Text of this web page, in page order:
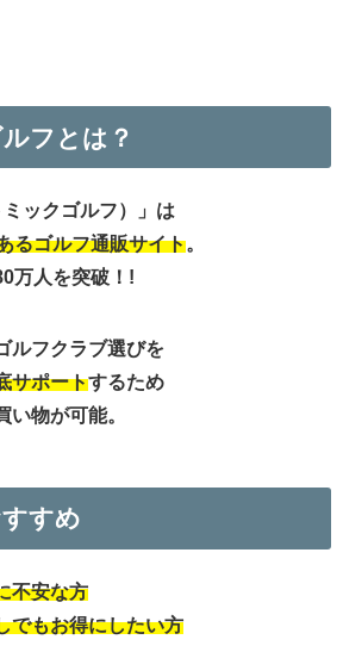
フとは？
ックゴルフ）」は
るゴルフ通販サイト。
万人を突破！!
ルフクラブ選びを
サポートするため
い物が可能。
すめ
不安な方
でもお得にしたい方